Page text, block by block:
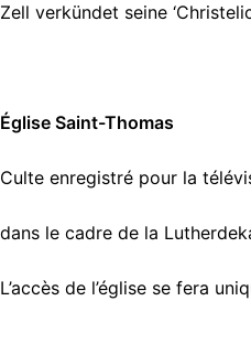
Zell verkündet seine
Église Saint-Thomas
Culte enregistré pour la
dans le cadre de la
L’accès de l’église se fera